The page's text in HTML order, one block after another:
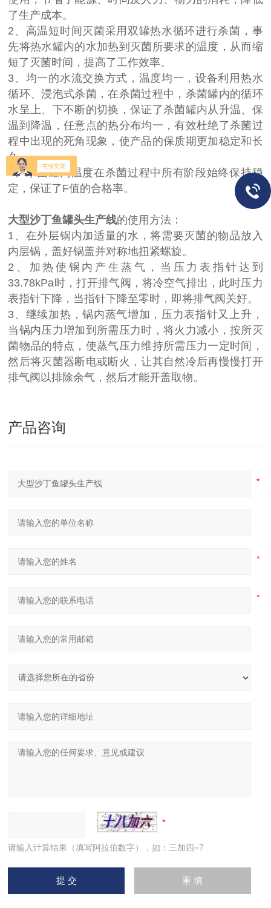
了生产成本。
2、高温短时间灭菌采用双罐热水循环进行杀菌，事
先将热水罐内的水加热到灭菌所要求的温度，从而缩
短了灭菌时间，提高了工作效率。
3、均一的水流交换方式，温度均一，设备利用热水
循环、浸泡式杀菌，在杀菌过程中，杀菌罐内的循环
水呈上、下不断的切换，保证了杀菌罐内从升温、保
温到降温，任意点的热分布均一，有效杜绝了杀菌过
程中出现的死角现象，使产品的保质期更加稳定和长
久。
4、杀菌罐内温度在杀菌过程中所有阶段始终保持稳
定，保证了F值的合格率。
大型沙丁鱼罐头生产线的使用方法：
1、在外层锅内加适量的水，将需要灭菌的物品放入
内层锅，盖好锅盖并对称地扭紧螺旋。
2、加热使锅内产生蒸气，当压力表指针达到
33.78kPa时，打开排气阀，将冷空气排出，此时压力
表指针下降，当指针下降至零时，即将排气阀关好。
3、继续加热，锅内蒸气增加，压力表指针又上升，
当锅内压力增加到所需压力时，将火力减小，按所灭
菌物品的特点，使蒸气压力维持所需压力一定时间，
然后将灭菌器断电或断火，让其自然冷后再慢慢打开
排气阀以排除余气，然后才能开盖取物。
产品咨询
请输入计算结果（填写阿拉伯数字），如：三加四=7